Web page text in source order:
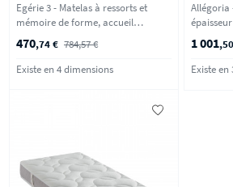
Egérie 3 - Matelas à ressorts et
mémoire de forme, accueil
470,74 € 784,57 €
Existe en 4 dimensions
Allégoria
140x190
1 001
Existe